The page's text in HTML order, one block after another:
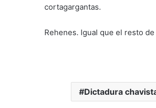
cortagargantas.
Rehenes. Igual que el resto
Dictadura